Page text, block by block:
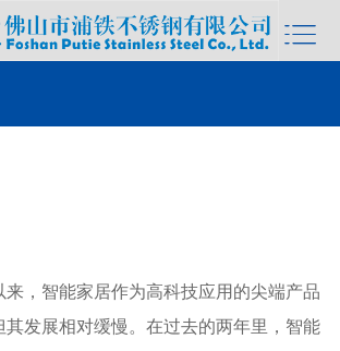

来，智能家居作为高科技应用的尖端产品
其发展相对缓慢。在过去的两年里，智能